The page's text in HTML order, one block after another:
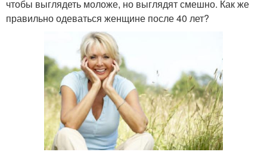
чтобы выглядеть моложе, но выглядят смешно. Как же
правильно одеваться женщине после 40 лет?